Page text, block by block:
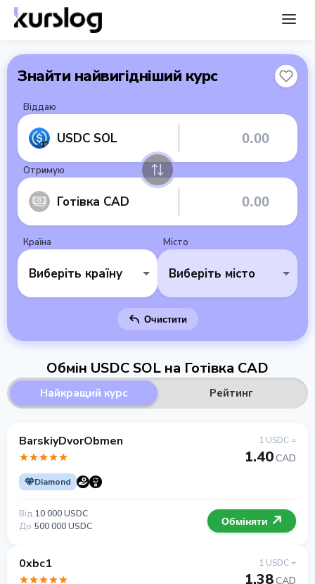
Знайти найвигідніший курс
Віддаю
USDC SOL
Отримую
Готівка CAD
Країна
Виберіть країну
Місто
Виберіть місто
Очистити
Обмін USDC SOL на Готівка CAD
Найкращий курс Рейтинг
BarskiyDvorObmen
Diamond
1 USDC =
1.40CAD
Від 10 000 USDC
До 500 000 USDC Обміняти
0xbc1 1 USDC =
1.38CAD